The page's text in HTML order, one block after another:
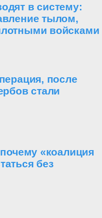
в систему:
тылом,
войсками
после
стали
«коалиция
без